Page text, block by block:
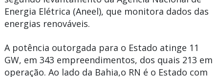
Energia Elétrica (Aneel), que monitora dados das
energias renováveis.
A potência outorgada para o Estado atinge 11
GW, em 343 empreendimentos, dos quais 213 em
operação. Ao lado da Bahia,o RN é o Estado com